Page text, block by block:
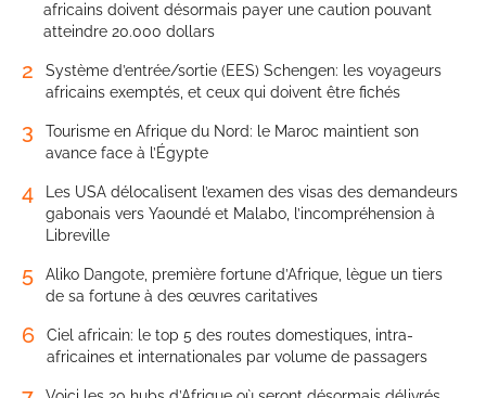
africains doivent désormais payer une caution pouvant
atteindre 20.000 dollars
2
Système d’entrée/sortie (EES) Schengen: les voyageurs
africains exemptés, et ceux qui doivent être fichés
3
Tourisme en Afrique du Nord: le Maroc maintient son
avance face à l’Égypte
4
Les USA délocalisent l’examen des visas des demandeurs
gabonais vers Yaoundé et Malabo, l’incompréhension à
Libreville
5
Aliko Dangote, première fortune d’Afrique, lègue un tiers
de sa fortune à des œuvres caritatives
6
Ciel africain: le top 5 des routes domestiques, intra-
africaines et internationales par volume de passagers